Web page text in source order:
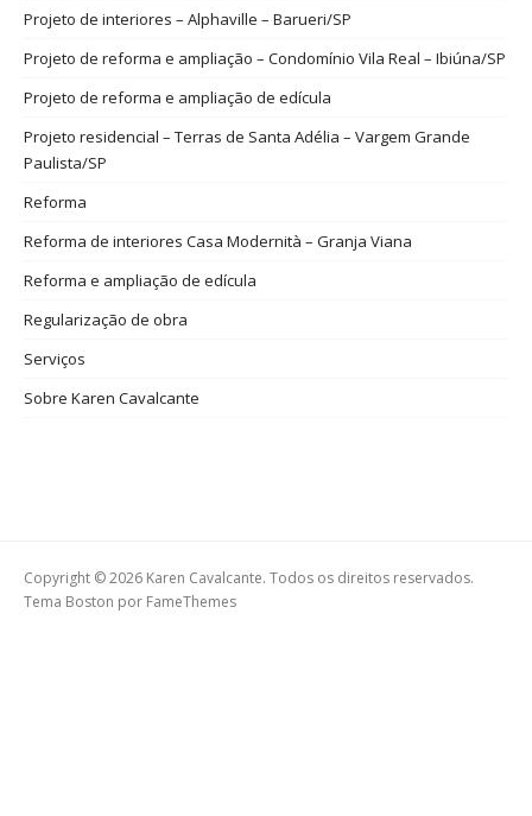
Projeto de interiores – Alphaville – Barueri/SP
Projeto de reforma e ampliação – Condomínio Vila Real – Ibiúna/SP
Projeto de reforma e ampliação de edícula
Projeto residencial – Terras de Santa Adélia – Vargem Grande
Paulista/SP
Reforma
Reforma de interiores Casa Modernità – Granja Viana
Reforma e ampliação de edícula
Regularização de obra
Serviços
Sobre Karen Cavalcante
Copyright © 2026 Karen Cavalcante. Todos os direitos reservados.
Tema Boston por FameThemes